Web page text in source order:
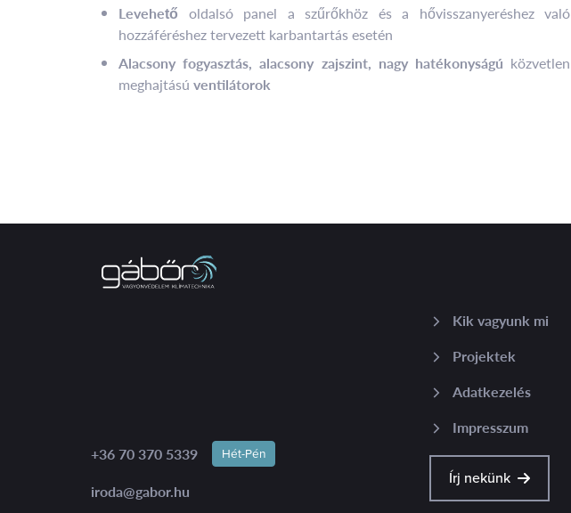
Levehető oldalsó panel a szűrőkhöz és a hővisszanyeréshez való
hozzáféréshez tervezett karbantartás esetén
Alacsony fogyasztás, alacsony zajszint, nagy hatékonyságú közvetlen
meghajtásúventilátorok
Kik vagyunk mi
Projektek
Adatkezelés
Impresszum
+36 70 370 5339 Hét-Pén
iroda@gabor.hu
Írj nekünk